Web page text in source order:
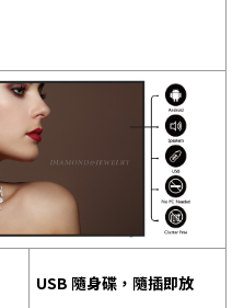
USB 隨身碟，隨插即放